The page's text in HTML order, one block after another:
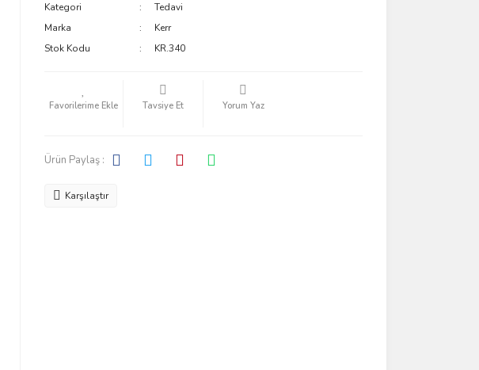
Kategori
Tedavi
Marka
Kerr
Stok Kodu
KR.340
Tavsiye Et Yorum Yaz
Ürün Paylaş :
Karşılaştır